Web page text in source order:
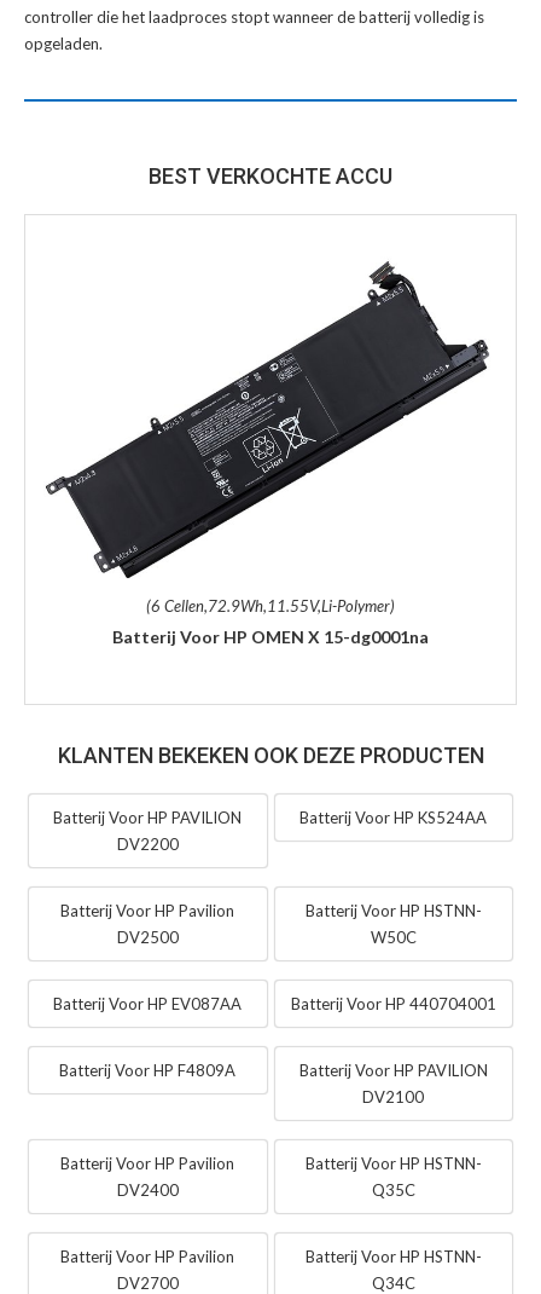
controller die het laadproces stopt wanneer de batterij volledig is
opgeladen.
BEST VERKOCHTE ACCU
(6 Cellen,72.9Wh,11.55V,Li-Polymer)
Batterij Voor HP OMEN X 15-dg0001na
KLANTEN BEKEKEN OOK DEZE PRODUCTEN
Batterij Voor HP PAVILION
DV2200
Batterij Voor HP KS524AA
Batterij Voor HP Pavilion
DV2500
Batterij Voor HP HSTNN-
W50C
Batterij Voor HP EV087AA Batterij Voor HP 440704001
Batterij Voor HP F4809A
Batterij Voor HP PAVILION
DV2100
Batterij Voor HP Pavilion
DV2400
Batterij Voor HP HSTNN-
Q35C
Batterij Voor HP Pavilion
DV2700
Batterij Voor HP HSTNN-
Q34C